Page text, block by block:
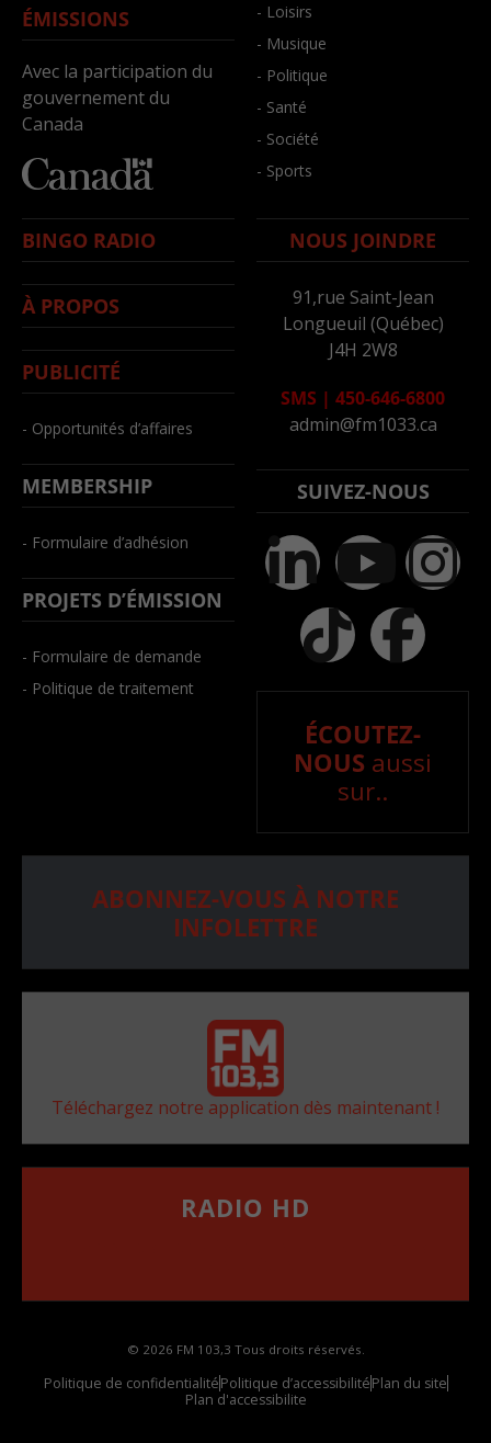
ÉMISSIONS
Avec la participation du
gouvernement du
Canada
- Loisirs
- Musique
- Politique
- Santé
- Société
- Sports
BINGO RADIO
À PROPOS
PUBLICITÉ
- Opportunités d’affaires
MEMBERSHIP
- Formulaire d’adhésion
PROJETS D’ÉMISSION
- Formulaire de demande
- Politique de traitement
NOUS JOINDRE
91,rue Saint-Jean
Longueuil (Québec)
J4H 2W8
SMS | 450-646-6800
admin@fm1033.ca
SUIVEZ-NOUS
ÉCOUTEZ-
NOUS aussi
sur..
ABONNEZ-VOUS À NOTRE
INFOLETTRE
Téléchargez notre application dès maintenant !
RADIO HD
© 2026 FM 103,3 Tous droits réservés.
Politique de confidentialitéPolitique d’accessibilitéPlan du site
Plan d'accessibilite